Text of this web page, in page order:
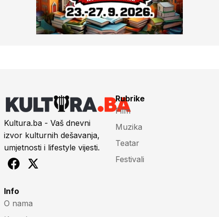
Kultura.ba - Vaš dnevni
izvor kulturnih dešavanja,
umjetnosti i lifestyle vijesti.
Rubrike
Film
Muzika
Teatar
Festivali
Info
O nama